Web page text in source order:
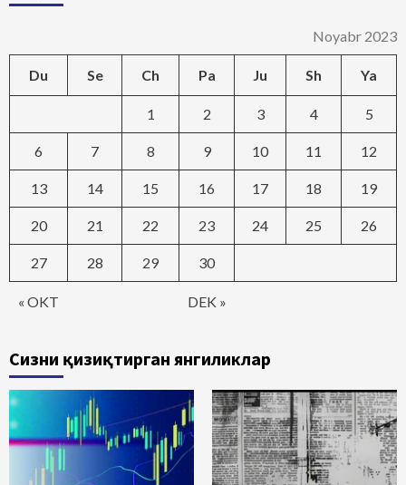
Noyabr 2023
Du Se Ch Pa Ju Sh Ya
« OKT DEK »
1 2 3 4 5
6 7 8 9 10 11 12
13 14 15 16 17 18 19
20 21 22 23 24 25 26
27 28 29 30
Сизни қизиқтирган янгиликлар